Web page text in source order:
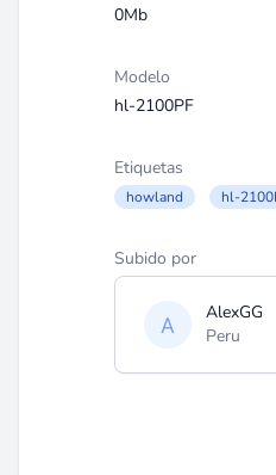
0Mb
Modelo
hl-2100PF
Etiquetas
howland hl-
Subido por
AlexGG
Peru